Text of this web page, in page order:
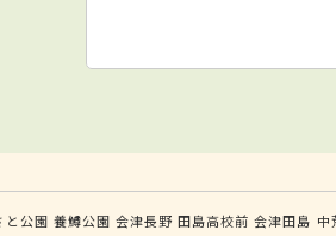
と公園 養鱒公園 会津長野 田島高校前 会津田島 中